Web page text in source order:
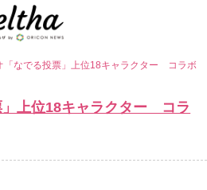
「なでる投票」上位18キャラクター コラボ
」上位18キャラクター コラ